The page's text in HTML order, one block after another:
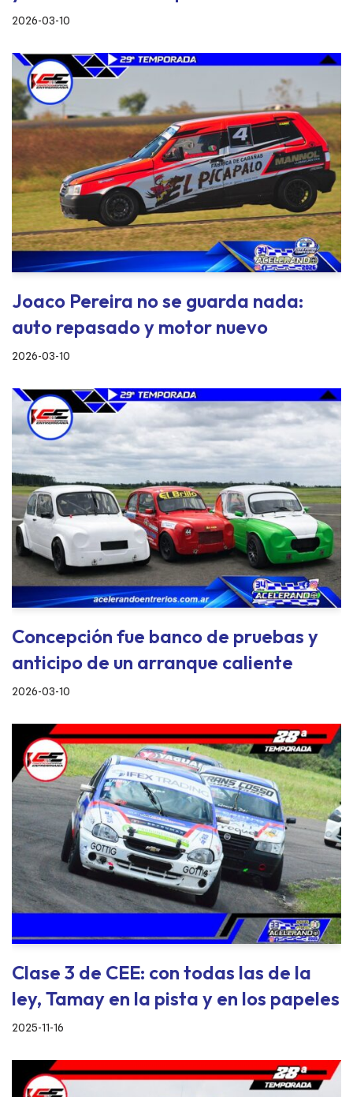
2026-03-10
Joaco Pereira no se guarda nada:
auto repasado y motor nuevo
2026-03-10
Concepción fue banco de pruebas y
anticipo de un arranque caliente
2026-03-10
Clase 3 de CEE: con todas las de la
ley, Tamay en la pista y en los papeles
2025-11-16